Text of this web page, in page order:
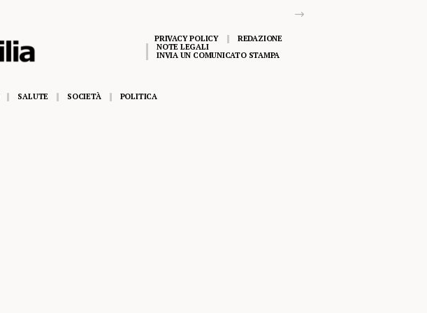
PRIVACY POLICY
REDAZIONE
NOTE LEGALI
INVIA UN COMUNICATO STAMPA
SALUTE SOCIETÀ POLITICA